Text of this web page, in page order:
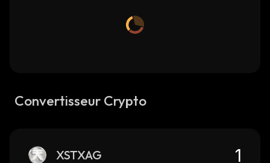
Convertisseur Crypto
XSTXAG